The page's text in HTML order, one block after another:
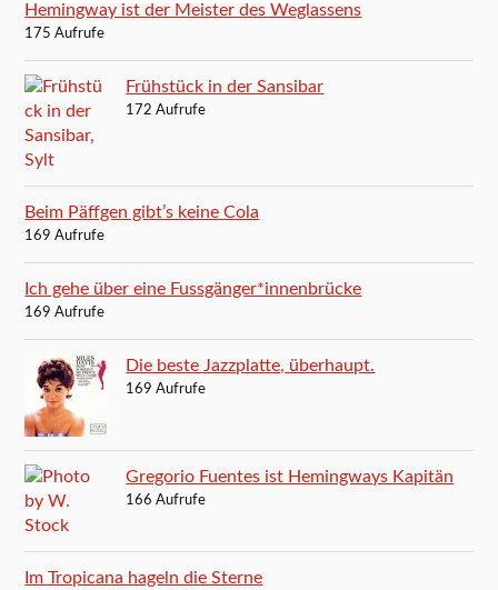
Hemingway ist der Meister des Weglassens
175 Aufrufe
Frühstück in der Sansibar
172 Aufrufe
Beim Päffgen gibt’s keine Cola
169 Aufrufe
Ich gehe über eine Fussgänger*innenbrücke
169 Aufrufe
Die beste Jazzplatte, überhaupt.
169 Aufrufe
Gregorio Fuentes ist Hemingways Kapitän
166 Aufrufe
Im Tropicana hageln die Sterne